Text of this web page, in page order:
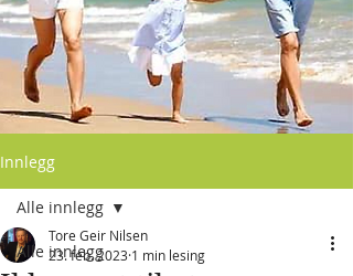
Innlegg
Alle innlegg
Alle innlegg
Tore Geir Nilsen
23. feb. 2023 1 min lesing